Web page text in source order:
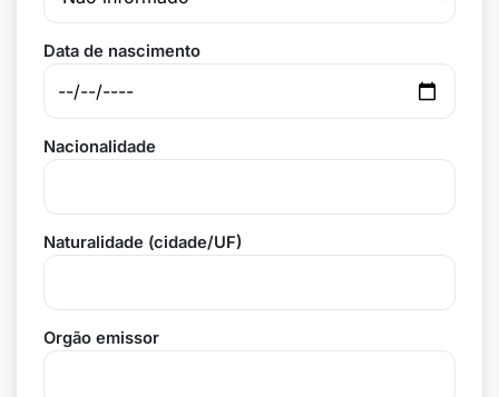
Data de nascimento
Nacionalidade
Naturalidade (cidade/UF)
Orgão emissor